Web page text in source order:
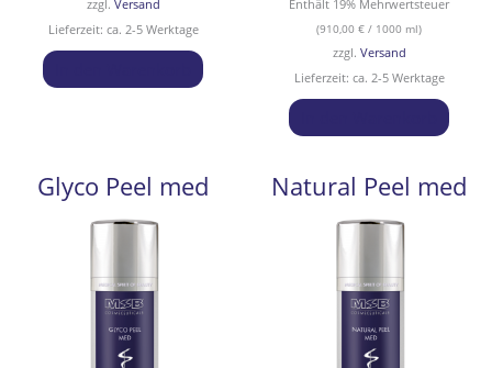
zzgl. Versand
Lieferzeit: ca. 2-5 Werktage
Enthält 19% Mehrwertsteuer
(910,00 € / 1000 ml)
zzgl. Versand
Lieferzeit: ca. 2-5 Werktage
Glyco Peel med
Preisspanne:
Natural Peel med